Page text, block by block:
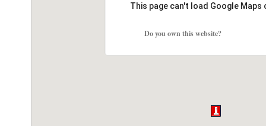
This page can't load Google
Do you own this website?